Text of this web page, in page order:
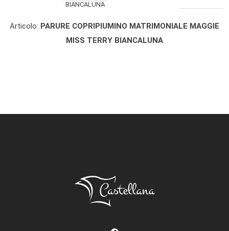
BIANCALUNA
Articolo: PARURE COPRIPIUMINO MATRIMONIALE MAGGIE
MISS TERRY BIANCALUNA